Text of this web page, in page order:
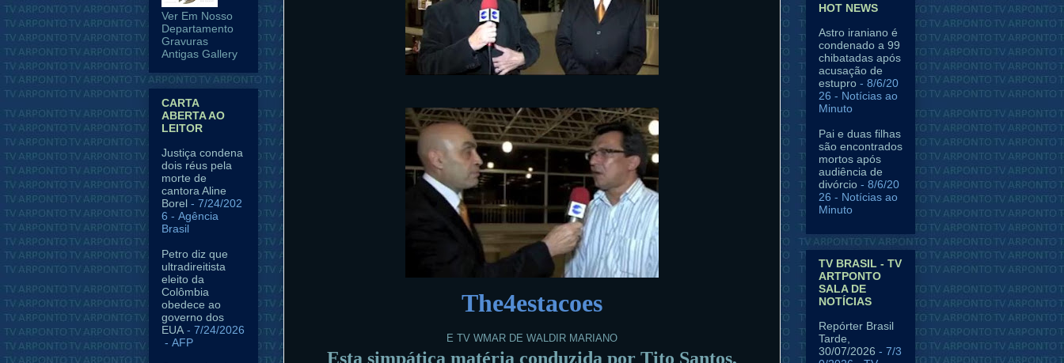
The4estacoes
E TV WMAR DE WALDIR MARIANO
Esta simpática matéria conduzida por Tito Santos,
Ver Em Nosso
Departamento
Gravuras
Antigas Gallery
CARTA
ABERTA AO
LEITOR
Justiça condena
dois réus pela
morte de
cantora Aline
Borel - 7/24/202
6 - Agência
Brasil
Petro diz que
ultradireitista
eleito da
Colômbia
obedece ao
governo dos
EUA - 7/24/2026
- AFP
HOT NEWS
Astro iraniano é
condenado a 99
chibatadas após
acusação de
estupro - 8/6/20
26 - Notícias ao
Minuto
Pai e duas filhas
são encontrados
mortos após
audiência de
divórcio - 8/6/20
26 - Notícias ao
Minuto
TV BRASIL - TV
ARTPONTO
SALA DE
NOTÍCIAS
Repórter Brasil
Tarde,
30/07/2026 - 7/3